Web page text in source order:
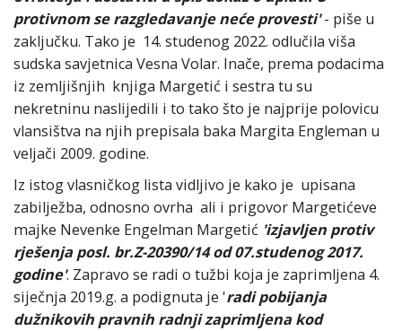
protivnom se razgledavanje neće provesti'- piše u
zaključku. Tako je 14. studenog 2022. odlučila viša
sudska savjetnica Vesna Volar. Inače, prema podacima
iz zemljišnjih knjiga Margetić i sestra tu su
nekretninu naslijedili i to tako što je najprije polovicu
vlansištva na njih prepisala baka Margita Engleman u
veljači 2009. godine.
Iz istog vlasničkog lista vidljivo je kako je upisana
zabilježba, odnosno ovrha ali i prigovor Margetićeve
majke Nevenke Engelman Margetić 'izjavljen protiv
rješenja posl. br.Z-20390/14 od 07.studenog 2017.
godine'. Zapravo se radi o tužbi koja je zaprimljena 4.
siječnja 2019.g. a podignuta je 'radi pobijanja
dužnikovih pravnih radnji zaprimljena kod